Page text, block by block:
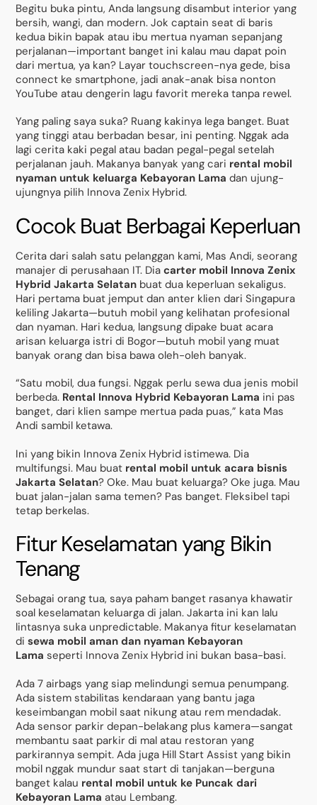
Begitu buka pintu, Anda langsung disambut interior yang
bersih, wangi, dan modern. Jok captain seat di baris
kedua bikin bapak atau ibu mertua nyaman sepanjang
perjalanan—important banget ini kalau mau dapat poin
dari mertua, ya kan? Layar touchscreen-nya gede, bisa
connect ke smartphone, jadi anak-anak bisa nonton
YouTube atau dengerin lagu favorit mereka tanpa rewel.
Yang paling saya suka? Ruang kakinya lega banget. Buat
yang tinggi atau berbadan besar, ini penting. Nggak ada
lagi cerita kaki pegal atau badan pegal-pegal setelah
perjalanan jauh. Makanya banyak yang cari rental mobil
nyaman untuk keluarga Kebayoran Lama dan ujung-
ujungnya pilih Innova Zenix Hybrid.
Cocok Buat Berbagai Keperluan
Cerita dari salah satu pelanggan kami, Mas Andi, seorang
manajer di perusahaan IT. Diacarter mobil Innova Zenix
Hybrid Jakarta Selatan buat dua keperluan sekaligus.
Hari pertama buat jemput dan anter klien dari Singapura
keliling Jakarta—butuh mobil yang kelihatan profesional
dan nyaman. Hari kedua, langsung dipake buat acara
arisan keluarga istri di Bogor—butuh mobil yang muat
banyak orang dan bisa bawa oleh-oleh banyak.
“Satu mobil, dua fungsi. Nggak perlu sewa dua jenis mobil
berbeda. Rental Innova Hybrid Kebayoran Lama ini pas
banget, dari klien sampe mertua pada puas,” kata Mas
Andi sambil ketawa.
Ini yang bikin Innova Zenix Hybrid istimewa. Dia
multifungsi. Mau buat rental mobil untuk acara bisnis
Jakarta Selatan? Oke. Mau buat keluarga? Oke juga. Mau
buat jalan-jalan sama temen? Pas banget. Fleksibel tapi
tetap berkelas.
Fitur Keselamatan yang Bikin
Tenang
Sebagai orang tua, saya paham banget rasanya khawatir
soal keselamatan keluarga di jalan. Jakarta ini kan lalu
lintasnya suka unpredictable. Makanya fitur keselamatan
disewa mobil aman dan nyaman Kebayoran
Lama seperti Innova Zenix Hybrid ini bukan basa-basi.
Ada 7 airbags yang siap melindungi semua penumpang.
Ada sistem stabilitas kendaraan yang bantu jaga
keseimbangan mobil saat nikung atau rem mendadak.
Ada sensor parkir depan-belakang plus kamera—sangat
membantu saat parkir di mal atau restoran yang
parkirannya sempit. Ada juga Hill Start Assist yang bikin
mobil nggak mundur saat start di tanjakan—berguna
banget kalau rental mobil untuk ke Puncak dari
Kebayoran Lama atau Lembang.